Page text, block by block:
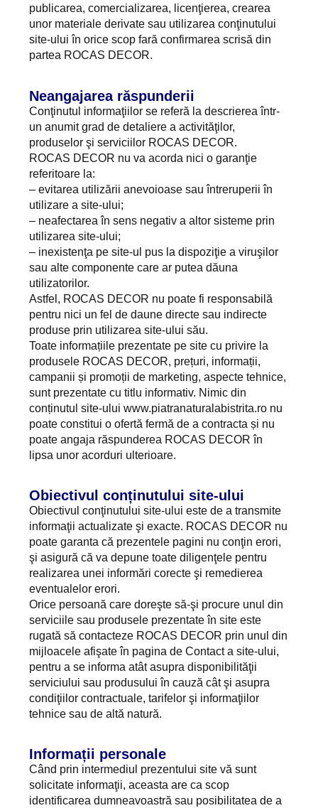
publicarea, comercializarea, licenţierea, crearea
unor materiale derivate sau utilizarea conţinutului
site-ului în orice scop fară confirmarea scrisă din
partea ROCAS DECOR.
Neangajarea răspunderii
Conţinutul informaţiilor se referă la descrierea într-
un anumit grad de detaliere a activităţilor,
produselor şi serviciilor ROCAS DECOR.
ROCAS DECOR nu va acorda nici o garanţie
referitoare la:
– evitarea utilizării anevoioase sau întreruperii în
utilizare a site-ului;
– neafectarea în sens negativ a altor sisteme prin
utilizarea site-ului;
– inexistenţa pe site-ul pus la dispoziţie a viruşilor
sau alte componente care ar putea dăuna
utilizatorilor.
Astfel, ROCAS DECOR nu poate fi responsabilă
pentru nici un fel de daune directe sau indirecte
produse prin utilizarea site-ului său.
Toate informațiile prezentate pe site cu privire la
produsele ROCAS DECOR, prețuri, informații,
campanii și promoții de marketing, aspecte tehnice,
sunt prezentate cu titlu informativ. Nimic din
conținutul site-ului www.piatranaturalabistrita.ro nu
poate constitui o ofertă fermă de a contracta și nu
poate angaja răspunderea ROCAS DECOR în
lipsa unor acorduri ulterioare.
Obiectivul conținutului site-ului
Obiectivul conţinutului site-ului este de a transmite
informaţii actualizate şi exacte. ROCAS DECOR nu
poate garanta că prezentele pagini nu conţin erori,
şi asigură că va depune toate diligenţele pentru
realizarea unei informări corecte şi remedierea
eventualelor erori.
Orice persoană care doreşte să-şi procure unul din
serviciile sau produsele prezentate în site este
rugată să contacteze ROCAS DECOR prin unul din
mijloacele afişate în pagina de Contact a site-ului,
pentru a se informa atât asupra disponibilităţii
serviciului sau produsului în cauză cât şi asupra
condiţiilor contractuale, tarifelor şi informaţiilor
tehnice sau de altă natură.
Informații personale
Când prin intermediul prezentului site vă sunt
solicitate informaţii, aceasta are ca scop
identificarea dumneavoastră sau posibilitatea de a